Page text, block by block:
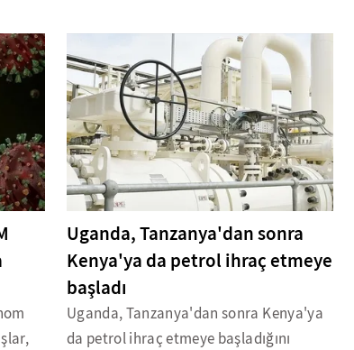
Uganda, Tanzanya'dan sonra
Kenya'ya da petrol ihraç etmeye
başladı
Uganda, Tanzanya'dan sonra Kenya'ya
da petrol ihraç etmeye başladığını